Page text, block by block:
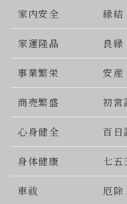
家内安全 縁結
家運隆晶 良縁
事業繁栄 安産
商売繁盛 初宮
心身健全 百日
身体健康 七五
車祓 厄除